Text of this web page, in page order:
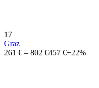
17
Graz
261 € – 802 €457 €+22%